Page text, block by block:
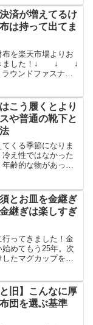
可愛い！大のお気
。こち...
済が増えてるけ
は持って出てま
を楽天市場よりお
きました！↓ ↓ ↓
ウンドファスナー
レゼントにも良さ
こう履くとより
や普通の靴下と
くる季節になりま
え性ではなかった
齢的な物があって
3月に大幅断捨離をし
...とお皿を金継ぎ
継ぎは楽しすぎ
ってきました！金
めてもう25年。次
たマグカップを私
みかけた金継ぎキッ
子...
旧】こんなに厚
団を選ぶ基準